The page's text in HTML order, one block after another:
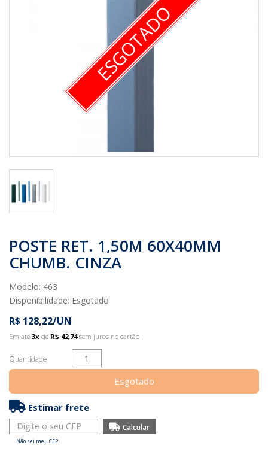
ESGOTADO
POSTE RET. 1,50M 60X40MM
CHUMB. CINZA
Modelo: 463
Disponibilidade: Esgotado
R$ 128,22/UN
Em até 3x de R$ 42,74sem juros no cartão
Quantidade
Esgotado
Estimar frete
Não sei meu CEP